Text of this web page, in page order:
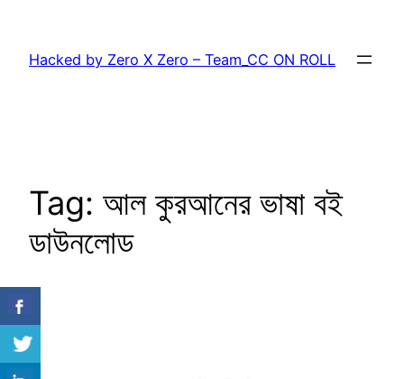
content
Hacked by Zero X Zero – Team_CC ON ROLL
Tag: আল কুরআনের ভাষা বই
ডাউনলোড